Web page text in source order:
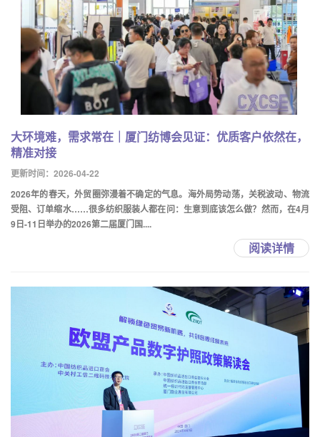
大环境难，需求常在｜厦门纺博会见证：优质客户依然在，
精准对接
更新时间：2026-04-22
2026年的春天，外贸圈弥漫着不确定的气息。海外局势动荡，关税波动、物流
受阻、订单缩水……很多纺织服装人都在问：生意到底该怎么做？然而，在4月
9日-11日举办的2026第二届厦门国....
阅读详情